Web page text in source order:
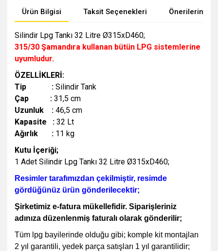
Ürün Bilgisi Taksit Seçenekleri Önerileriniz
Silindir Lpg Tankı 32 Litre Ø315xD460;
315/30 Şamandıra kullanan bütün LPG sistemlerine
uyumludur.
ÖZELLİKLERİ:
Tip : Silindir Tank
Çap : 31,5 cm
Uzunluk : 46,5 cm
Kapasite : 32 Lt
Ağırlık : 11 kg
Kutu İçeriği;
1 Adet Silindir Lpg Tankı 32 Litre Ø315xD460;
Resimler tarafımızdan çekilmiştir, resimde
gördüğünüz ürün gönderilecektir;
Şirketimiz e-fatura mükellefidir. Siparişleriniz
adınıza düzenlenmiş faturalı olarak gönderilir;
Tüm lpg bayilerinde olduğu gibi; komple kit montajları
2 yıl garantili, yedek parça satışları 1 yıl garantilidir;